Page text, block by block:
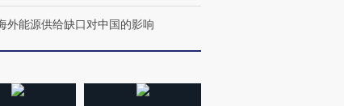
外能源供给缺口对中国的影响